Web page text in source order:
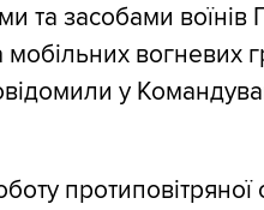
та засобами воїнів
мобільних вогневих
у